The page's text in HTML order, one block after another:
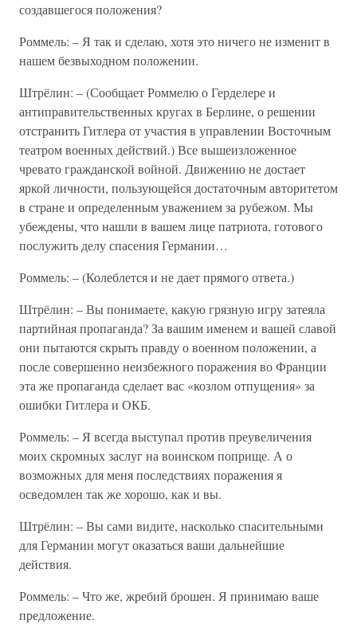
создавшегося положения?
Роммель: – Я так и сделаю, хотя это ничего не изменит в
нашем безвыходном положении.
Штрёлин: – (Сообщает Роммелю о Герделере и
антиправительственных кругах в Берлине, о решении
отстранить Гитлера от участия в управлении Восточным
театром военных действий.) Все вышеизложенное
чревато гражданской войной. Движению не достает
яркой личности, пользующейся достаточным авторитетом
в стране и определенным уважением за рубежом. Мы
убеждены, что нашли в вашем лице патриота, готового
послужить делу спасения Германии…
Роммель: – (Колеблется и не дает прямого ответа.)
Штрёлин: – Вы понимаете, какую грязную игру затеяла
партийная пропаганда? За вашим именем и вашей славой
они пытаются скрыть правду о военном положении, а
после совершенно неизбежного поражения во Франции
эта же пропаганда сделает вас «козлом отпущения» за
ошибки Гитлера и ОКБ.
Роммель: – Я всегда выступал против преувеличения
моих скромных заслуг на воинском поприще. А о
возможных для меня последствиях поражения я
осведомлен так же хорошо, как и вы.
Штрёлин: – Вы сами видите, насколько спасительными
для Германии могут оказаться ваши дальнейшие
действия.
Роммель: – Что же, жребий брошен. Я принимаю ваше
предложение.